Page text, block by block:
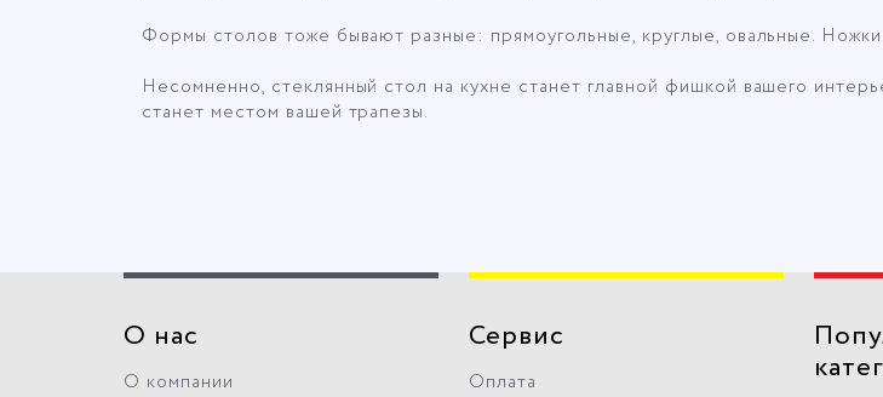
Формы столов тоже бывают разные: прямоугольные, круглые, овальные.
Несомненно, стеклянный стол на кухне станет главной фишкой вашего
станет местом вашей трапезы.
О нас
О компании
Сервис
Оплата